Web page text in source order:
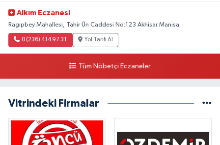
Alkım Eczanesi
Ragıpbey Mahallesi, Tahir Ün Caddesi No:123 Akhisar Manisa
0 (236) 414 97 31 Yol Tarifi Al
Tüm Nöbetçi Eczaneler
Vitrindeki Firmalar